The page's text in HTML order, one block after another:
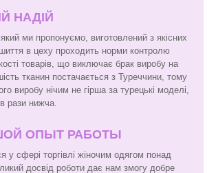
НАДІЙ
ми пропонуємо, виготовлений з якісних
в цеху проходить норми контролю
товарів, що виключає брак виробу на
тканин постачається з Туреччини, тому
виробу нічим не гірша за турецькі моделі,
рази нижча.
ОПЫТ РАБОТЫ
у сфері торгівлі жіночим одягом понад
досвід роботи дає нам змогу добре